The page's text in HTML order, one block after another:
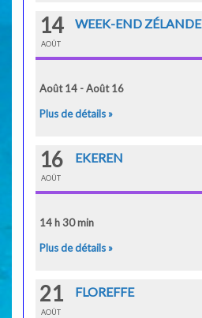
14
AOÛT
WEEK-END ZÉLANDE
Août 14 - Août 16
Plus de détails »
16
AOÛT
EKEREN
14 h 30 min
Plus de détails »
21
AOÛT
FLOREFFE